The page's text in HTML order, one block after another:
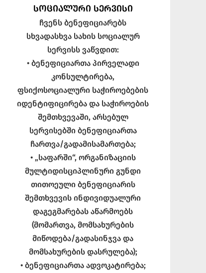
ᲡᲝᲪᲘᲐᲚᲣᲠᲘ ᲡᲔᲠᲕᲘᲡᲘ
ჩვენს ბენეფიციარებს
სხვადასხვა სახის სოციალურ
სერვისს ვაწვდით:
• ბენეფიციართა პირველადი
კონსულტირება,
ფსიქოსოციალური საჭიროებების
იდენტიფიცირება და საჭიროების
შემთხვევაში, არსებულ
სერვისებში ბენეფიციართა
ჩართვა/გადამისამართება;
• „საფარში“, ორგანიზაციის
მულტიდისციპლინური გუნდი
თითოეული ბენეფიციარის
შემთხვევის ინდივიდუალური
დაგეგმარებას აწარმოებს
(მომართვა, მომსახურების
მიწოდება/გადასინჯვა და
მომსახურების დასრულება);
• ბენეფიციართა ადვოკატირება;